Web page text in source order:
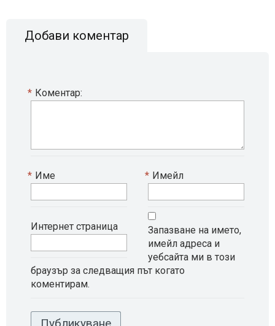
Добави коментар
Коментар:
*
Име
* Имейл
*
Интернет страница
Запазване на името,
имейл адреса и
уебсайта ми в този
браузър за следващия път когато
коментирам.